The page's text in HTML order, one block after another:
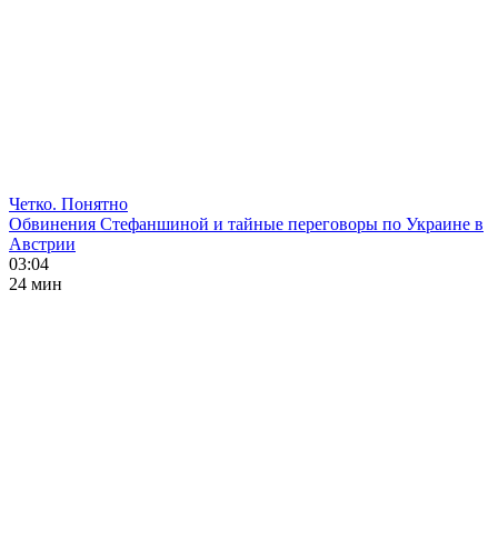
Четко. Понятно
Обвинения Стефаншиной и тайные переговоры по Украине в
Австрии
03:04
24 мин